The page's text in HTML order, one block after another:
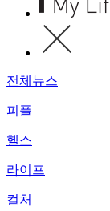
전체뉴스
피플
헬스
라이프
컬처